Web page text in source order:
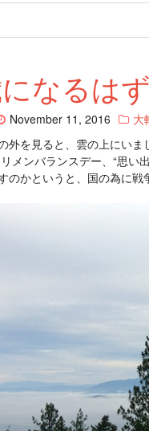
なるは
November 11, 2016 大
外を見ると、雲の上にいま
メンバランスデー、“思い出
のかというと、国の為に戦